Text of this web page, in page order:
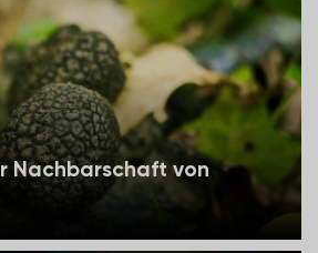
Nachbarschaft von